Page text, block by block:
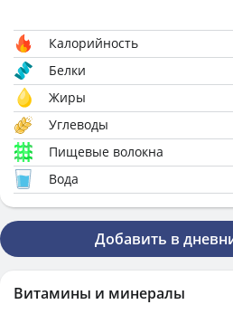
Калорийность
Белки
Жиры
Углеводы
Пищевые волокна
Вода
Добавить в
Витамины и минералы